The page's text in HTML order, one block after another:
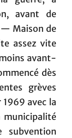
avant de
— Maison de
assez vite
avant-
dès
grèves
avec la
subvention